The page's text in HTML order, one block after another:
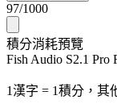
97/1000
積分消耗預覽
Fish Audio S2.1 Pro
1漢字 = 1積分，其